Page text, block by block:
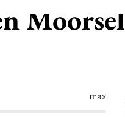
Moorsel
max